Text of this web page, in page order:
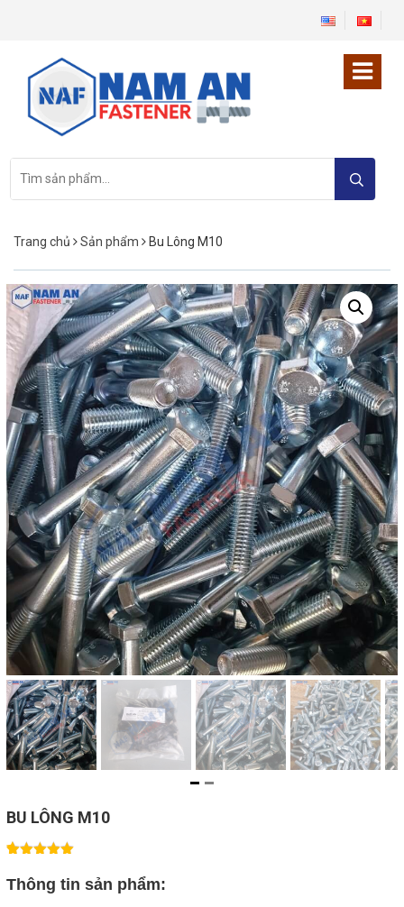
kiếm:
Trang chủ Sản phẩm Bu Lông M10
BU LÔNG M10
dựa trên
Thông tin sản phẩm: